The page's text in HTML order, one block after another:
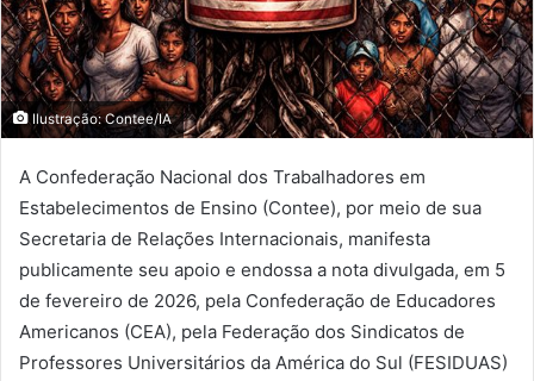
Ilustração: Contee/IA
A Confederação Nacional dos Trabalhadores em
Estabelecimentos de Ensino (Contee), por meio de sua
Secretaria de Relações Internacionais, manifesta
publicamente seu apoio e endossa a nota divulgada, em 5
de fevereiro de 2026, pela Confederação de Educadores
Americanos (CEA), pela Federação dos Sindicatos de
Professores Universitários da América do Sul (FESIDUAS)